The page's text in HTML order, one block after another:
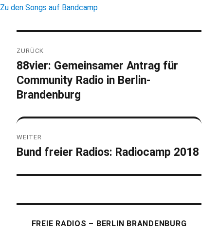
Zu den Songs auf Bandcamp
ZURÜCK
Vorheriger
Beitrag:
88vier: Gemeinsamer Antrag für
Community Radio in Berlin-
Brandenburg
WEITER
Nächster
Bund freier Radios: Radiocamp 2018
FREIE RADIOS – BERLIN BRANDENBURG